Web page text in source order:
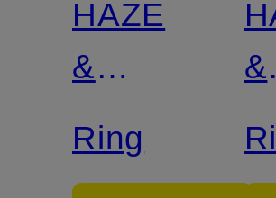
HAZE
&
GLORY
Ring
&